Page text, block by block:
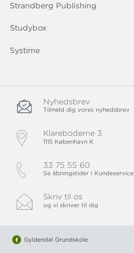
Strandberg Publishing
Studybox
Systime
Nyhedsbrev
Tilmeld dig vores nyhedsbrev
Klareboderne 3
1115 København K
33 75 55 60
Se åbningstider i Kundeservice
Skriv til os
og vi skriver til dig
Gyldendal Grundskole